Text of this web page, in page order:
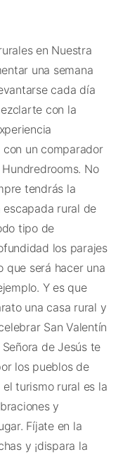
en Nuestra
una semana
cada día
con la
un comparador
No
tendrás la
rural de
tipo de
los parajes
que será hacer una
Y es que
una casa rural y
San Valentín
de Jesús te
los pueblos de
turismo rural es la
y
Fíjate en la
y ¡dispara la